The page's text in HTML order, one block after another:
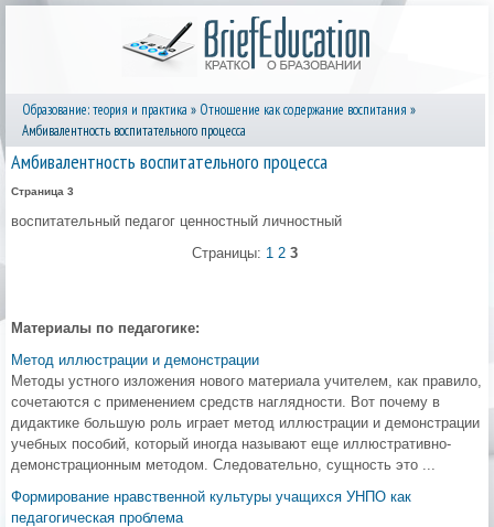
Образование: теория и практика » Отношение как содержание воспитания »
Амбивалентность воспитательного процесса
Амбивалентность воспитательного процесса
Страница 3
воспитательный педагог ценностный личностный
Страницы: 1 2 3
Материалы по педагогике:
Метод иллюстрации и демонстрации
Методы устного изложения нового материала учителем, как правило,
сочетаются с применением средств наглядности. Вот почему в
дидактике большую роль играет метод иллюстрации и демонстрации
учебных пособий, который иногда называют еще иллюстративно-
демонстрационным методом. Следовательно, сущность это ...
Формирование нравственной культуры учащихся УНПО как
педагогическая проблема